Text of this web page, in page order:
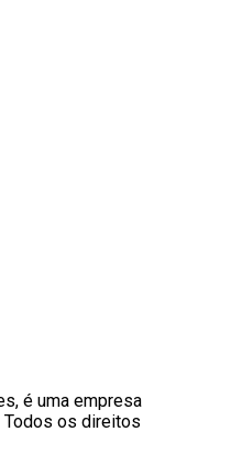
é uma empresa
Todos os direitos